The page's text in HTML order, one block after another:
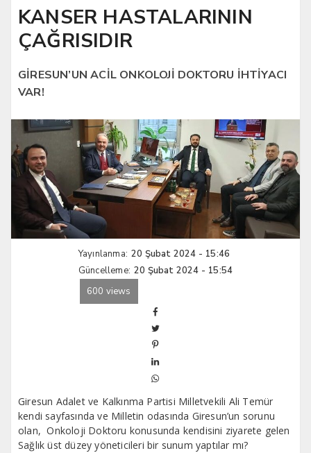
KANSER HASTALARININ
ÇAĞRISIDIR
GİRESUN’UN ACİL ONKOLOJİ DOKTORU İHTİYACI
VAR!
Yayınlanma: 20 Şubat 2024 - 15:46
Güncelleme: 20 Şubat 2024 - 15:54
600 views
Giresun Adalet ve Kalkınma Partisi Milletvekili Ali Temür
kendi sayfasında ve Milletin odasında Giresun’un sorunu
olan, Onkoloji Doktoru konusunda kendisini ziyarete gelen
Sağlık üst düzey yöneticileri bir sunum yaptılar mı?